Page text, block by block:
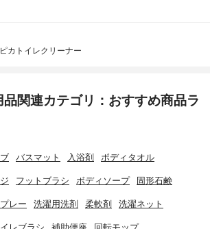
カトイレクリーナー
関連カテゴリ：おすすめ商品ラ
バスマット 入浴剤 ボディタオル
フットブラシ ボディソープ 固形石鹸
レー 洗濯用洗剤 柔軟剤 洗濯ネット